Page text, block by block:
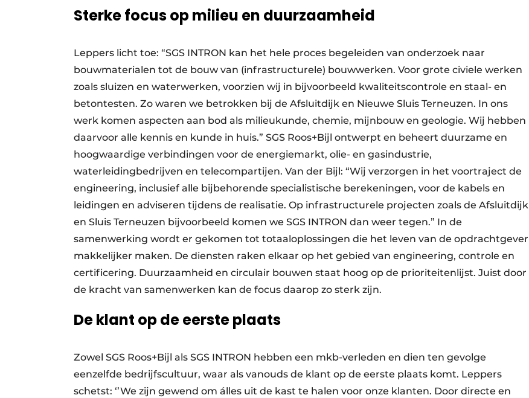
Sterke focus op milieu en duurzaamheid
Leppers licht toe: “SGS INTRON kan het hele proces begeleiden van onderzoek naar
bouwmaterialen tot de bouw van (infrastructurele) bouwwerken. Voor grote civiele werken
zoals sluizen en waterwerken, voorzien wij in bijvoorbeeld kwaliteitscontrole en staal- en
betontesten. Zo waren we betrokken bij de Afsluitdijk en Nieuwe Sluis Terneuzen. In ons
werk komen aspecten aan bod als milieukunde, chemie, mijnbouw en geologie. Wij hebben
daarvoor alle kennis en kunde in huis.” SGS Roos+Bijl ontwerpt en beheert duurzame en
hoogwaardige verbindingen voor de energiemarkt, olie- en gasindustrie,
waterleidingbedrijven en telecompartijen. Van der Bijl: “Wij verzorgen in het voortraject de
engineering, inclusief alle bijbehorende specialistische berekeningen, voor de kabels en
leidingen en adviseren tijdens de realisatie. Op infrastructurele projecten zoals de Afsluitdijk
en Sluis Terneuzen bijvoorbeeld komen we SGS INTRON dan weer tegen.” In de
samenwerking wordt er gekomen tot totaaloplossingen die het leven van de opdrachtgever
makkelijker maken. De diensten raken elkaar op het gebied van engineering, controle en
certificering. Duurzaamheid en circulair bouwen staat hoog op de prioriteitenlijst. Juist door
de kracht van samenwerken kan de focus daarop zo sterk zijn.
De klant op de eerste plaats
Zowel SGS Roos+Bijl als SGS INTRON hebben een mkb-verleden en dien ten gevolge
eenzelfde bedrijfscultuur, waar als vanouds de klant op de eerste plaats komt. Leppers
schetst: ‘’We zijn gewend om álles uit de kast te halen voor onze klanten. Door directe en